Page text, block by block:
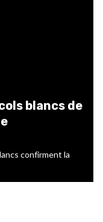
blancs de
confirment la